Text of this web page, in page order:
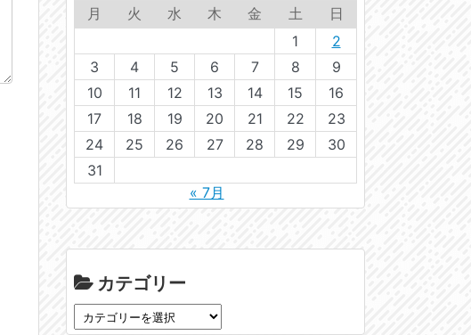
月
火 水 木 金 土
日
1
2
3
4 5 6 7 8
9
10
11 12 13 14 15
16
17
18 19 20 21 22
23
24
25 26 27 28 29
30
31
« 7月
カテゴリー